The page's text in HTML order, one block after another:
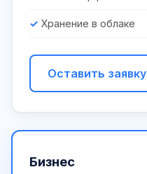
Хранение в облаке
Оставить заявку
Бизнес